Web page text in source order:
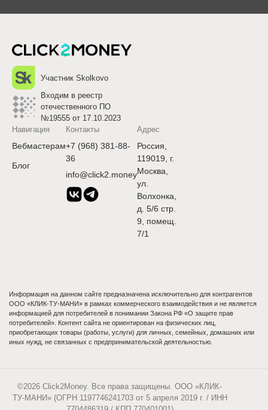
Участник Skolkovo
Входим в реестр
отечественного ПО
№19555 от 17.10.2023
Навигация
Вебмастерам
Блог
Контакты
+7 (968) 381-88-
36
info@click2.money
Адрес
Россия,
119019, г.
Москва,
ул.
Волхонка,
д. 5/6 стр.
9, помещ.
7/1
Информация на данном сайте предназначена исключительно для контрагентов
ООО «КЛИК-ТУ-МАНИ» в рамках коммерческого взаимодействия и не является
информацией для потребителей в понимании Закона РФ «О защите прав
потребителей». Контент сайта не ориентирован на физических лиц,
приобретающих товары (работы, услуги) для личных, семейных, домашних или
иных нужд, не связанных с предпринимательской деятельностью.
©2026 Click2Money. Все права защищены. ООО «КЛИК-
ТУ-МАНИ» (ОГРН 1197746241703 от 5 апреля 2019 г. / ИНН